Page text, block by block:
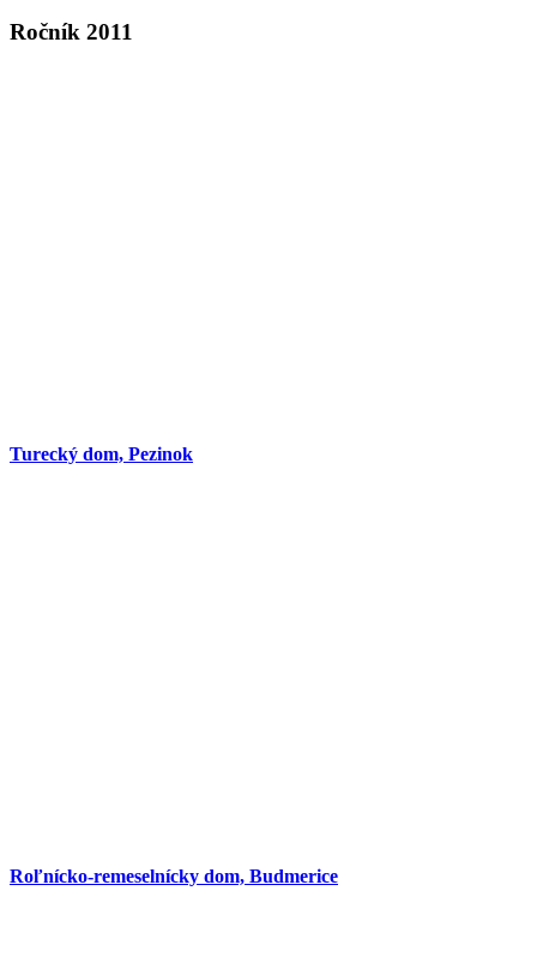
Ročník 2011
Turecký dom, Pezinok
Roľnícko-remeselnícky dom, Budmerice